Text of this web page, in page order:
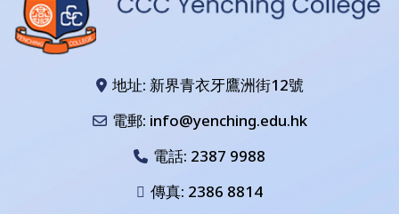
地址: 新界青衣牙鷹洲街12號
電郵: info@yenching.edu.hk
電話: 2387 9988
傳真: 2386 8814